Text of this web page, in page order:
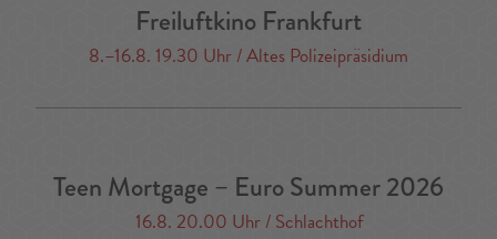
Freiluftkino Frankfurt
8.–16.8. 19.30 Uhr / Altes Polizeipräsidium
Teen Mortgage – Euro Summer 2026
16.8. 20.00 Uhr / Schlachthof